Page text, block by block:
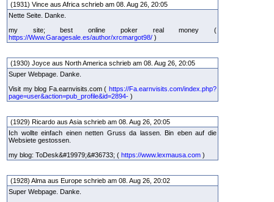
(1931) Vince aus Africa schrieb am 08. Aug 26, 20:05
Nette Seite. Danke.
my site; best online poker real money (
https://Www.Garagesale.es/author/xrcmargot98/ )
(1930) Joyce aus North America schrieb am 08. Aug 26, 20:05
Super Webpage. Danke.
Visit my blog Fa.earnvisits.com ( https://Fa.earnvisits.com/index.php?
page=user&action=pub_profile&id=2894- )
(1929) Ricardo aus Asia schrieb am 08. Aug 26, 20:05
Ich wollte einfach einen netten Gruss da lassen. Bin eben auf die
Websiete gestossen.
my blog: ToDesk&#19979;&#36733; ( https://www.lexmausa.com )
(1928) Alma aus Europe schrieb am 08. Aug 26, 20:02
Super Webpage. Danke.